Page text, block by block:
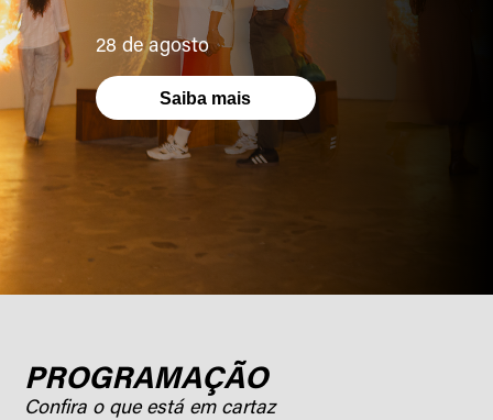
28 de agosto
Saiba mais
PROGRAMAÇÃO
Confira o que está em cartaz